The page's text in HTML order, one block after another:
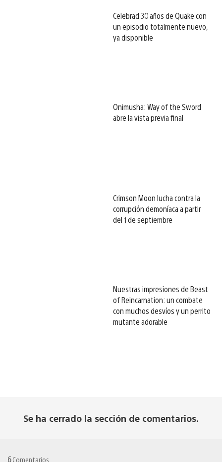
Celebrad 30 años de Quake con
un episodio totalmente nuevo,
ya disponible
Onimusha: Way of the Sword
abre la vista previa final
Crimson Moon lucha contra la
corrupción demoníaca a partir
del 1 de septiembre
Nuestras impresiones de Beast
of Reincarnation: un combate
con muchos desvíos y un perrito
mutante adorable
Se ha cerrado la sección de comentarios.
6Comentarios